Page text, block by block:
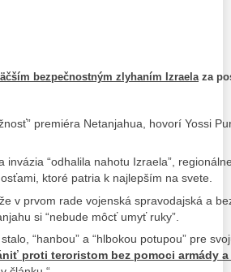
bezpečnostným zlyhaním Izraelaza
premiéra Netanjahua, hovorí Yossi
invázia “odhalila nahotu Izraela”,
ktoré patria k najlepším na svete.
v prvom rade vojenská spravodajská a
si “nebude môcť umyť ruky”.
“hanbou” a “hlbokou potupou” pre
proti teroristom bez pomoci armády